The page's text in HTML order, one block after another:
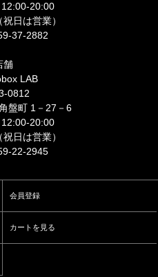
20:00
日は営業）
37-2882
舗
LAB
0812
盤町 1－27－6
20:00
日は営業）
22-2945
会員登録
カートを見る